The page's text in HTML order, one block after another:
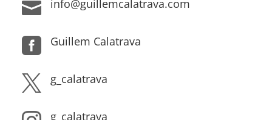
 info@guillemcalatrava.com
 Guillem Calatrava
 g_calatrava
g_calatrava